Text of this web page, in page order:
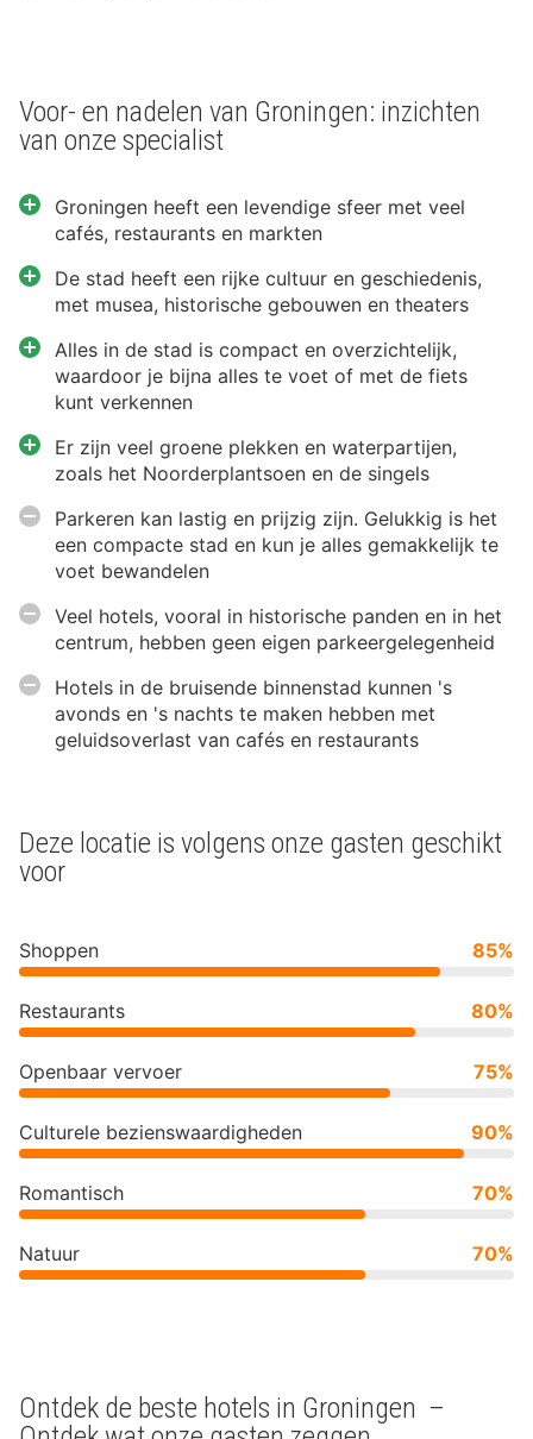
Voor- en nadelen van Groningen: inzichten
van onze specialist
Groningen heeft een levendige sfeer met veel
cafés, restaurants en markten
De stad heeft een rijke cultuur en geschiedenis,
met musea, historische gebouwen en theaters
Alles in de stad is compact en overzichtelijk,
waardoor je bijna alles te voet of met de fiets
kunt verkennen
Er zijn veel groene plekken en waterpartijen,
zoals het Noorderplantsoen en de singels
Parkeren kan lastig en prijzig zijn. Gelukkig is het
een compacte stad en kun je alles gemakkelijk te
voet bewandelen
Veel hotels, vooral in historische panden en in het
centrum, hebben geen eigen parkeergelegenheid
Hotels in de bruisende binnenstad kunnen 's
avonds en 's nachts te maken hebben met
geluidsoverlast van cafés en restaurants
Deze locatie is volgens onze gasten geschikt
voor
Shoppen 85%
Restaurants 80%
Openbaar vervoer 75%
Culturele bezienswaardigheden 90%
Romantisch 70%
Natuur 70%
Ontdek de beste hotels in Groningen –